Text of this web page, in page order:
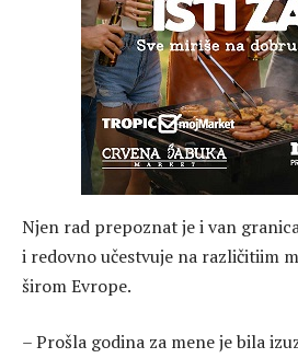
Njen rad prepoznat je i van
i redovno učestvuje na različitiim
širom Evrope.
– Prošla godina za mene je bila